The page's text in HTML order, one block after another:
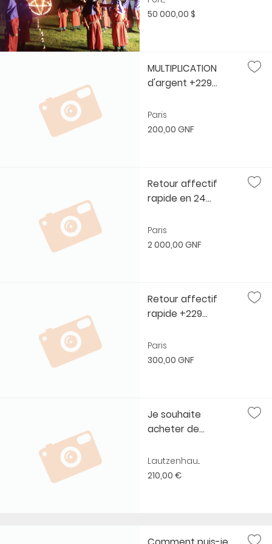
50 000,00 $
MULTIPLICATION
d'argent +229...
Paris
200,00 GNF
Retour affectif
rapide en 24...
Paris
2 000,00 GNF
Retour affectif
rapide +229...
Paris
300,00 GNF
Je souhaite
acheter de...
Lautzenhau...
210,00 €